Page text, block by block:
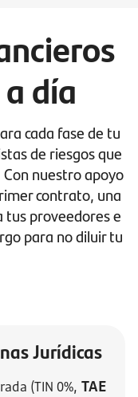
día
cada fase de tu
de riesgos que
nuestro apoyo
contrato, una
tus proveedores e
para no diluir tu
Jurídicas
(TIN 0%, TAE